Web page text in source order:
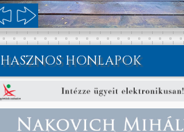
HASZNOS HONLAPOK